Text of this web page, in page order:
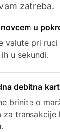
zatreba.
u
valute pri ruci
u sekundi.
debitna
brinite o
za transakcije